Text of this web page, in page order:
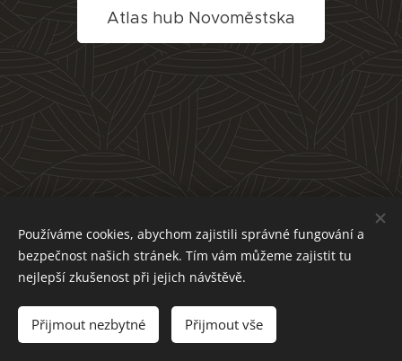
Atlas hub Novoměstska
Cookies
Používáme cookies, abychom zajistili správné fungování a
bezpečnost našich stránek. Tím vám můžeme zajistit tu
nejlepší zkušenost při jejich návštěvě.
Přijmout nezbytné Přijmout vše